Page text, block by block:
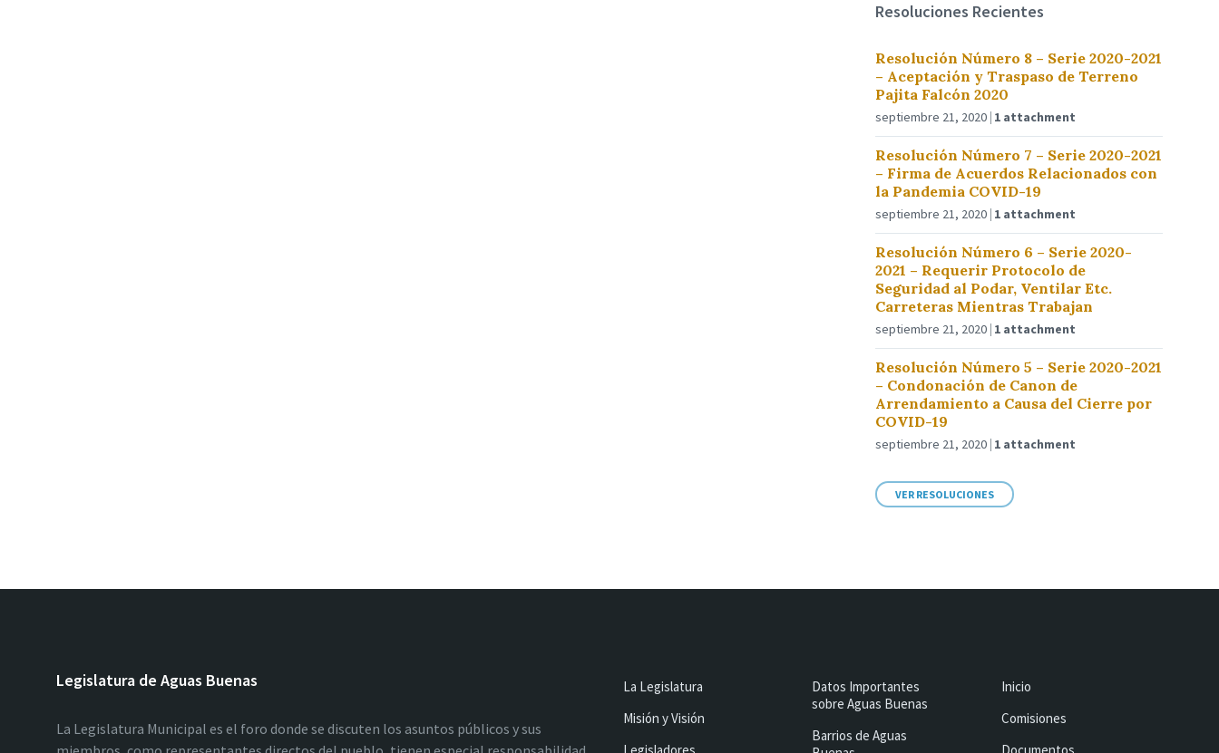
Resoluciones Recientes
Resolución Número 8 – Serie 2020-2021
– Aceptación y Traspaso de Terreno
Pajita Falcón 2020
septiembre 21, 2020 1 attachment
Resolución Número 7 – Serie 2020-2021
– Firma de Acuerdos Relacionados con
la Pandemia COVID-19
septiembre 21, 2020 1 attachment
Resolución Número 6 – Serie 2020-
2021 – Requerir Protocolo de
Seguridad al Podar, Ventilar Etc.
Carreteras Mientras Trabajan
septiembre 21, 2020 1 attachment
Resolución Número 5 – Serie 2020-2021
– Condonación de Canon de
Arrendamiento a Causa del Cierre por
COVID-19
septiembre 21, 2020 1 attachment
VER RESOLUCIONES
Legislatura de Aguas Buenas
La Legislatura Municipal es el foro donde se discuten los asuntos públicos y sus
La Legislatura
Misión y Visión
Datos Importantes
sobre Aguas Buenas
Barrios de Aguas
Inicio
Comisiones